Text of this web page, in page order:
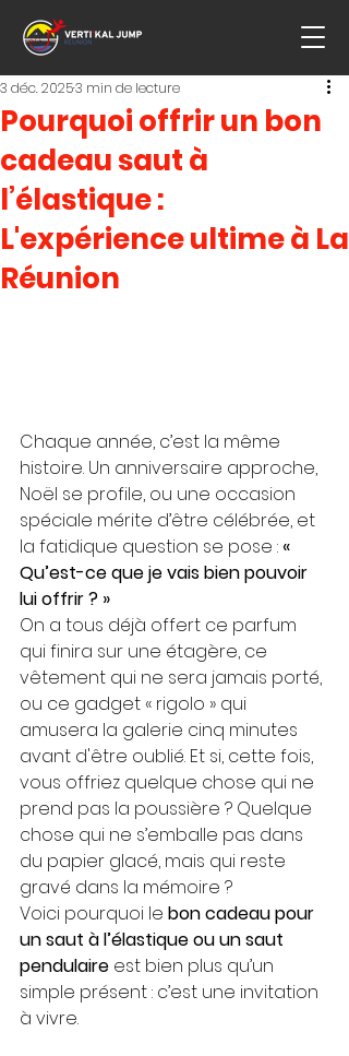
Pourquoi offrir un bon
cadeau saut à
l’élastique :
L'expérience ultime à La
Réunion
3 déc. 20253 min de lecture
Chaque année, c’est la même
histoire. Un anniversaire approche,
Noël se profile, ou une occasion
spéciale mérite d’être célébrée, et
la fatidique question se pose : «
Qu’est-ce que je vais bien pouvoir
lui offrir ? »
On a tous déjà offert ce parfum
qui finira sur une étagère, ce
vêtement qui ne sera jamais porté,
ou ce gadget « rigolo » qui
amusera la galerie cinq minutes
avant d'être oublié. Et si, cette fois,
vous offriez quelque chose qui ne
prend pas la poussière ? Quelque
chose qui ne s’emballe pas dans
du papier glacé, mais qui reste
gravé dans la mémoire ?
Voici pourquoi le bon cadeau pour
un saut à l’élastique ou un saut
pendulaire est bien plus qu’un
simple présent : c’est une invitation
à vivre.